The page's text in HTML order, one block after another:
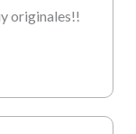
originales!!